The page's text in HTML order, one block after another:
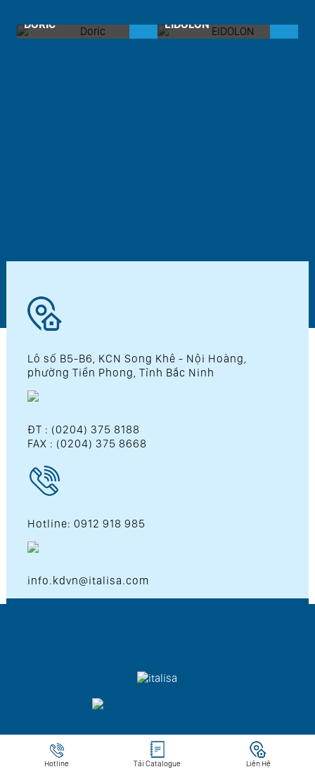
DORIC EIDOLON
Lô số B5-B6, KCN Song Khê - Nội Hoàng,
phường Tiền Phong, Tỉnh Bắc Ninh
ĐT : (0204) 375 8188
FAX : (0204) 375 8668
Hotline: 0912 918 985
info.kdvn@italisa.com
Copyright © 2026 Italisa Co.LTD . All Rights Reserved
Hotline Tải Catalogue Liên Hệ